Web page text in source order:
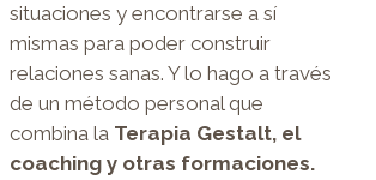
situaciones y encontrarse a sí
mismas para poder construir
relaciones sanas. Y lo hago a través
de un método personal que
combina la Terapia Gestalt, el
coaching y otras formaciones.